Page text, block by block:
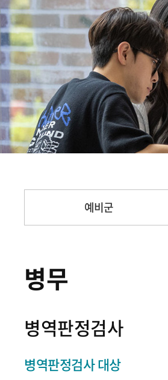
예비군
병무
병역판정검사
병역판정검사 대상